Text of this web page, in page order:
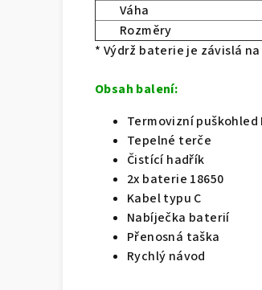
Váha
Rozměry
* Výdrž baterie je závislá
Obsah balení:
Termovizní puškohled
Tepelné terče
Čistící hadřík
2x baterie 18650
Kabel typu C
Nabíječka baterií
Přenosná taška
Rychlý návod